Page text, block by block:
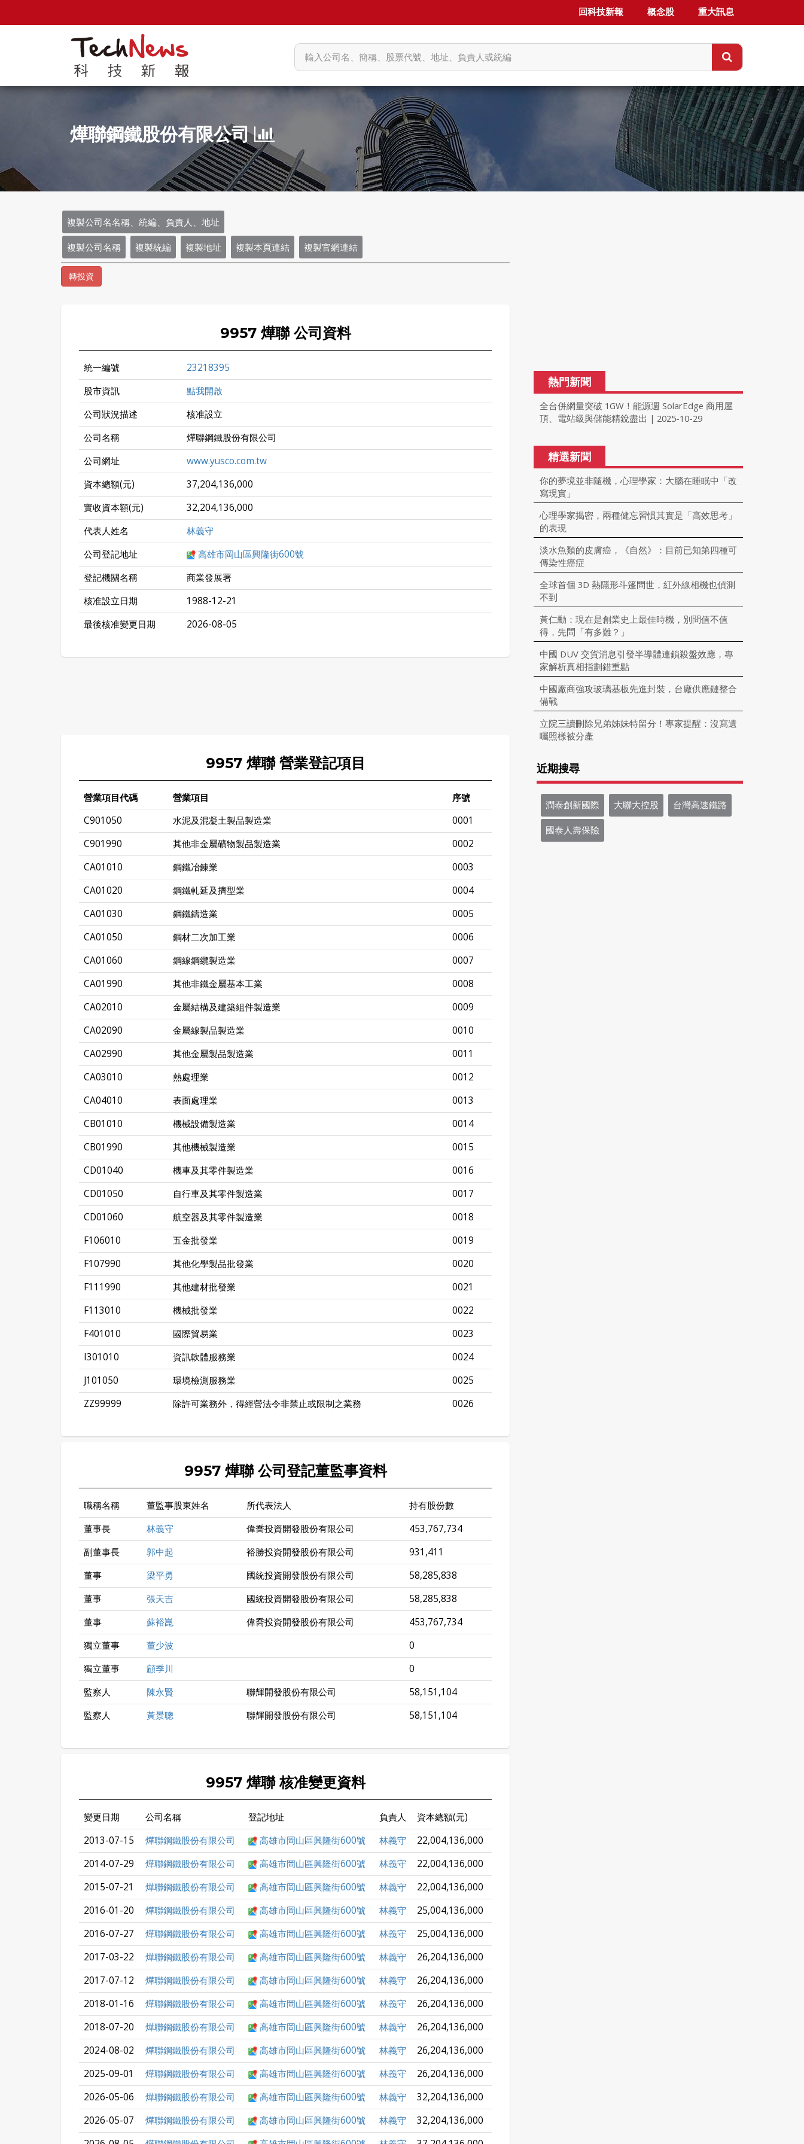
回科技新報 概念股 重大訊息
燁聯鋼鐵股份有限公司
複製公司名名稱、統編、負責人、地址
複製公司名稱 複製統編 複製地址 複製本頁連結 複製官網連結
轉投資
9957 燁聯 公司資料
統一編號
23218395
股市資訊
點我開啟
公司狀況描述
核准設立
公司名稱
燁聯鋼鐵股份有限公司
公司網址
www.yusco.com.tw
資本總額(元)
37,204,136,000
實收資本額(元)
32,204,136,000
代表人姓名
林義守
公司登記地址
高雄市岡山區興隆街600號
登記機關名稱
商業發展署
核准設立日期
1988-12-21
最後核准變更日期
2026-08-05
9957 燁聯 營業登記項目
營業項目代碼 營業項目 序號
C901050 水泥及混凝土製品製造業
0001
C901990
其他非金屬礦物製品製造業
0002
CA01010
鋼鐵冶鍊業
0003
CA01020
鋼鐵軋延及擠型業
0004
CA01030
鋼鐵鑄造業
0005
CA01050
鋼材二次加工業
0006
CA01060
鋼線鋼纜製造業
0007
CA01990
其他非鐵金屬基本工業
0008
CA02010
金屬結構及建築組件製造業
0009
CA02090
金屬線製品製造業
0010
CA02990
其他金屬製品製造業
0011
CA03010
熱處理業
0012
CA04010
表面處理業
0013
CB01010
機械設備製造業
0014
CB01990
其他機械製造業
0015
CD01040
機車及其零件製造業
0016
CD01050
自行車及其零件製造業
0017
CD01060
航空器及其零件製造業
0018
F106010
五金批發業
0019
F107990
其他化學製品批發業
0020
F111990
其他建材批發業
0021
F113010
機械批發業
0022
F401010
國際貿易業
0023
I301010
資訊軟體服務業
0024
J101050
環境檢測服務業
0025
ZZ99999
除許可業務外，得經營法令非禁止或限制之業務 0026
9957 燁聯 公司登記董監事資料
職稱名稱 董監事股東姓名 所代表法人
持有股份數
董事長
林義守 偉喬投資開發股份有限公司
453,767,734
副董事長
郭中起 裕勝投資開發股份有限公司
931,411
董事
梁平勇 國統投資開發股份有限公司
58,285,838
董事
張天吉 國統投資開發股份有限公司
58,285,838
董事
蘇裕崑 偉喬投資開發股份有限公司
453,767,734
獨立董事
董少波
0
獨立董事
顧季川
0
監察人
陳永賢 聯輝開發股份有限公司
58,151,104
監察人
黃景聰 聯輝開發股份有限公司 58,151,104
9957 燁聯 核准變更資料
變更日期 公司名稱 登記地址 負責人
資本總額(元)
2013-07-15
燁聯鋼鐵股份有限公司 高雄市岡山區興隆街600號 林義守
22,004,136,000
2014-07-29
燁聯鋼鐵股份有限公司 高雄市岡山區興隆街600號 林義守
22,004,136,000
2015-07-21
燁聯鋼鐵股份有限公司 高雄市岡山區興隆街600號 林義守
22,004,136,000
2016-01-20
燁聯鋼鐵股份有限公司 高雄市岡山區興隆街600號 林義守
25,004,136,000
2016-07-27
燁聯鋼鐵股份有限公司 高雄市岡山區興隆街600號 林義守
25,004,136,000
2017-03-22
燁聯鋼鐵股份有限公司 高雄市岡山區興隆街600號 林義守
26,204,136,000
2017-07-12
燁聯鋼鐵股份有限公司 高雄市岡山區興隆街600號 林義守
26,204,136,000
2018-01-16
燁聯鋼鐵股份有限公司 高雄市岡山區興隆街600號 林義守
26,204,136,000
2018-07-20
燁聯鋼鐵股份有限公司 高雄市岡山區興隆街600號 林義守
26,204,136,000
2024-08-02
燁聯鋼鐵股份有限公司 高雄市岡山區興隆街600號 林義守
26,204,136,000
2025-09-01
燁聯鋼鐵股份有限公司 高雄市岡山區興隆街600號 林義守
26,204,136,000
2026-05-06
燁聯鋼鐵股份有限公司 高雄市岡山區興隆街600號 林義守
32,204,136,000
2026-05-07
燁聯鋼鐵股份有限公司 高雄市岡山區興隆街600號 林義守
32,204,136,000
熱門新聞
全台併網量突破 1GW！能源週 SolarEdge 商用屋
頂、電站級與儲能精銳盡出 | 2025-10-29
精選新聞
你的夢境並非隨機，心理學家：大腦在睡眠中「改
寫現實」
心理學家揭密，兩種健忘習慣其實是「高效思考」
的表現
淡水魚類的皮膚癌，《自然》：目前已知第四種可
傳染性癌症
全球首個 3D 熱隱形斗篷問世，紅外線相機也偵測
不到
黃仁勳：現在是創業史上最佳時機，別問值不值
得，先問「有多難？」
中國 DUV 交貨消息引發半導體連鎖殺盤效應，專
家解析真相指劃錯重點
中國廠商強攻玻璃基板先進封裝，台廠供應鏈整合
備戰
立院三讀刪除兄弟姊妹特留分！專家提醒：沒寫遺
囑照樣被分產
近期搜尋
潤泰創新國際 大聯大控股 台灣高速鐵路
國泰人壽保險